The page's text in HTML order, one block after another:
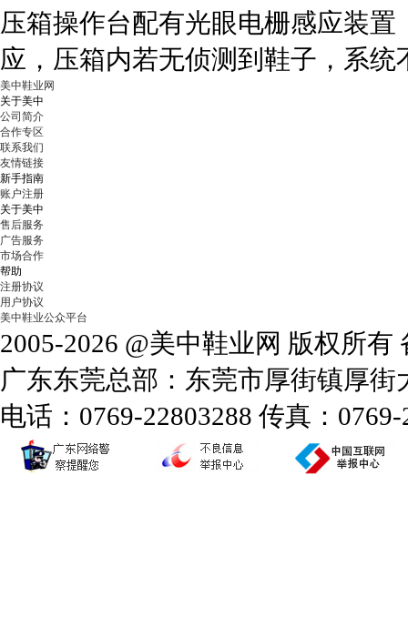
压箱操作台配有光眼电栅感应装
应，压箱内若无侦测到鞋子，系统
美中鞋业网
关于美中
公司简介
合作专区
联系我们
友情链接
新手指南
账户注册
关于美中
售后服务
广告服务
市场合作
帮助
注册协议
用户协议
美中鞋业公众平台
2005-2026 @美中鞋业网 版权所有
广东东莞总部：东莞市厚街镇厚
电话：0769-22803288 传真：0769-